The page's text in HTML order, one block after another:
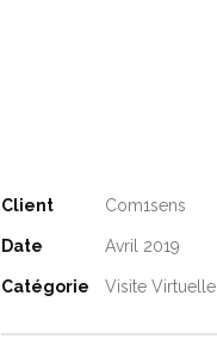
Client Com1sens
Date Avril 2019
Catégorie Visite Virtuelle